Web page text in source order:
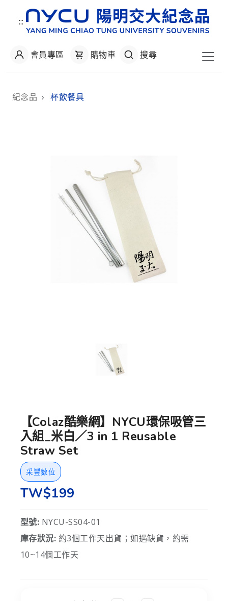
:::
會員專區 購物車 搜尋
紀念品 › 杯飲餐具
【Colaz酷樂網】NYCU環保吸管三
入組_米白／3 in 1 Reusable
Straw Set
采豐數位
TW$199
型號: NYCU-SS04-01
庫存狀況: 約3個工作天出貨；如遇缺貨，約需
10~14個工作天